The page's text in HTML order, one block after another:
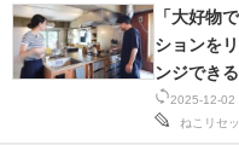
グルメ
2025-12-02
ねこリセ
「大好物
ションを
ンジでき
デアが凄